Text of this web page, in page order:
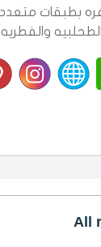
بطبقات متعدده
والفطريه